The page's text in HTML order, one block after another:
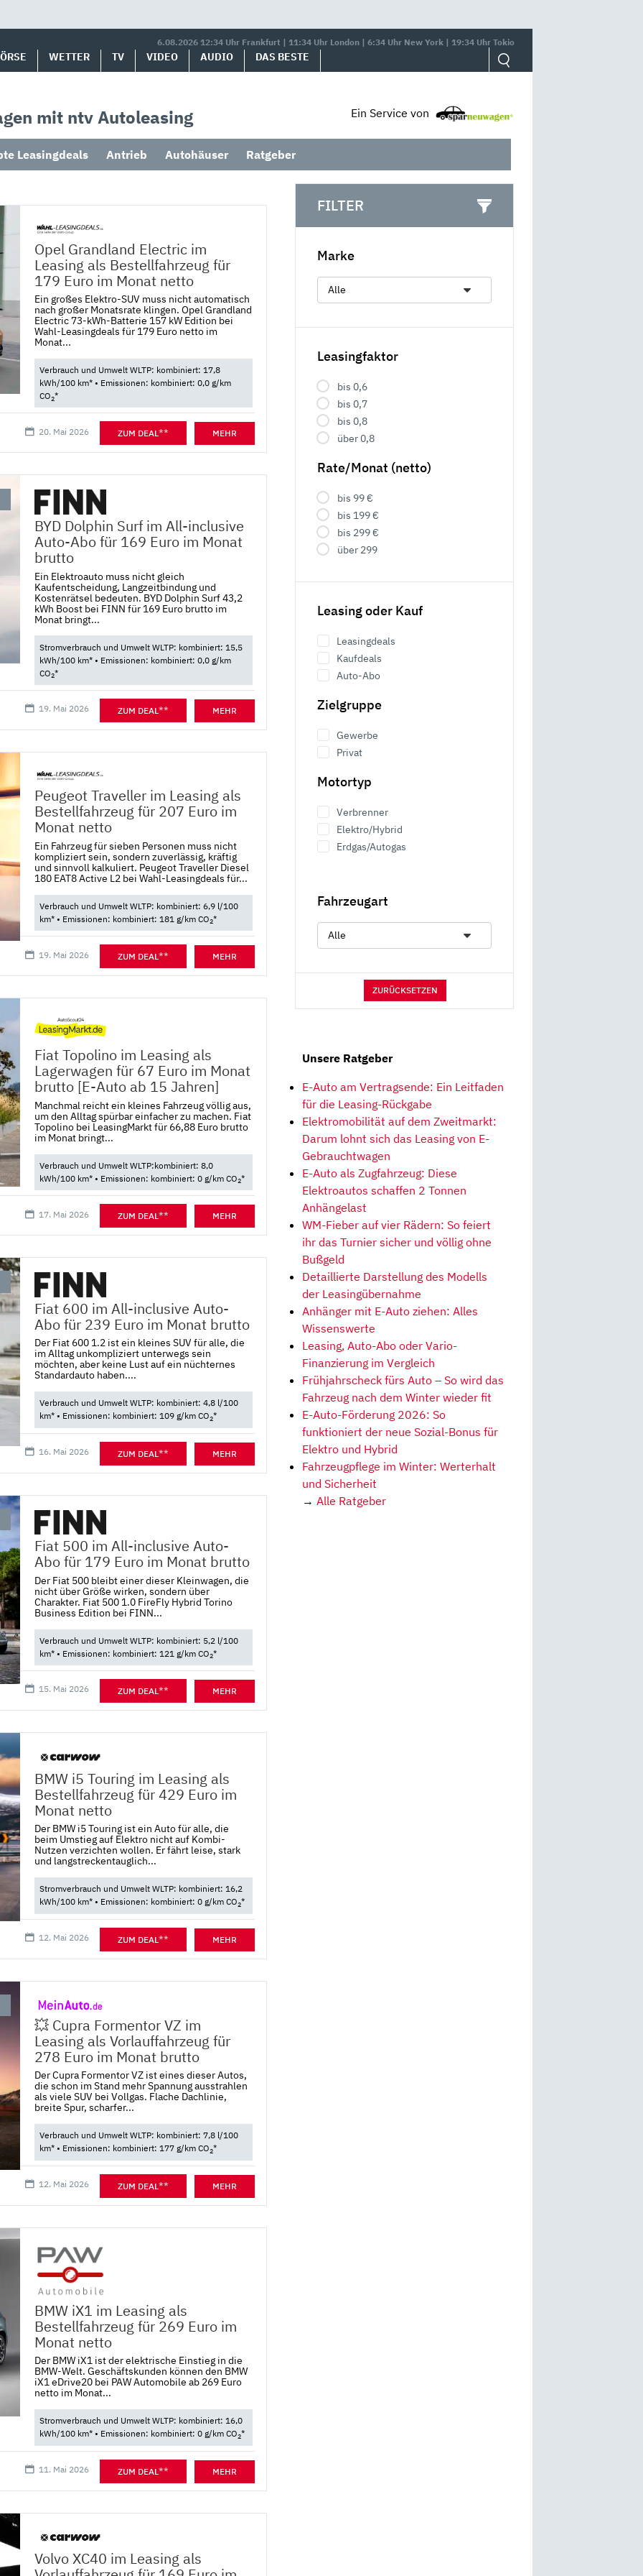
6.08.2026 12:34 Uhr Frankfurt | 11:34 Uhr London | 6:34 Uhr New York | 19:34 Uhr Tokio
WETTER TV VIDEO AUDIO DAS BESTE
mit ntv Autoleasing Ein Service von
Leasingdeals Antrieb Autohäuser Ratgeber
Opel Grandland Electric im
Leasing als Bestellfahrzeug für
179 Euro im Monat netto
Ein großes Elektro-SUV muss nicht automatisch
nach großer Monatsrate klingen. Opel Grandland
Electric 73-kWh-Batterie 157 kW Edition bei
Wahl-Leasingdeals für 179 Euro netto im
Monat...
Verbrauch und Umwelt WLTP: kombiniert: 17,8
kWh/100 km* • Emissionen: kombiniert: 0,0 g/km
CO2*
20. Mai 2026 ZUM DEAL** MEHR
BYD Dolphin Surf im All-inclusive
Auto-Abo für 169 Euro im Monat
brutto
Ein Elektroauto muss nicht gleich
Kaufentscheidung, Langzeitbindung und
Kostenrätsel bedeuten. BYD Dolphin Surf 43,2
kWh Boost bei FINN für 169 Euro brutto im
Monat bringt...
Stromverbrauch und Umwelt WLTP: kombiniert: 15,5
kWh/100 km* • Emissionen: kombiniert: 0,0 g/km
CO2*
19. Mai 2026 ZUM DEAL** MEHR
Peugeot Traveller im Leasing als
Bestellfahrzeug für 207 Euro im
Monat netto
Ein Fahrzeug für sieben Personen muss nicht
kompliziert sein, sondern zuverlässig, kräftig
und sinnvoll kalkuliert. Peugeot Traveller Diesel
180 EAT8 Active L2 bei Wahl-Leasingdeals für...
Verbrauch und Umwelt WLTP: kombiniert: 6,9 l/100
km* • Emissionen: kombiniert: 181 g/km CO2*
19. Mai 2026 ZUM DEAL** MEHR
Fiat Topolino im Leasing als
Lagerwagen für 67 Euro im Monat
brutto [E-Auto ab 15 Jahren]
Manchmal reicht ein kleines Fahrzeug völlig aus,
um den Alltag spürbar einfacher zu machen. Fiat
Topolino bei LeasingMarkt für 66,88 Euro brutto
im Monat bringt...
Verbrauch und Umwelt WLTP:kombiniert: 8,0
kWh/100 km* • Emissionen: kombiniert: 0 g/km CO2*
17. Mai 2026 ZUM DEAL** MEHR
Fiat 600 im All-inclusive Auto-
Abo für 239 Euro im Monat brutto
Der Fiat 600 1.2 ist ein kleines SUV für alle, die
im Alltag unkompliziert unterwegs sein
möchten, aber keine Lust auf ein nüchternes
Standardauto haben....
Verbrauch und Umwelt WLTP: kombiniert: 4,8 l/100
km* • Emissionen: kombiniert: 109 g/km CO2*
16. Mai 2026 ZUM DEAL** MEHR
Fiat 500 im All-inclusive Auto-
Abo für 179 Euro im Monat brutto
Der Fiat 500 bleibt einer dieser Kleinwagen, die
nicht über Größe wirken, sondern über
Charakter. Fiat 500 1.0 FireFly Hybrid Torino
Business Edition bei FINN...
Verbrauch und Umwelt WLTP: kombiniert: 5,2 l/100
km* • Emissionen: kombiniert: 121 g/km CO2*
15. Mai 2026 ZUM DEAL** MEHR
BMW i5 Touring im Leasing als
Bestellfahrzeug für 429 Euro im
Monat netto
Der BMW i5 Touring ist ein Auto für alle, die
beim Umstieg auf Elektro nicht auf Kombi-
Nutzen verzichten wollen. Er fährt leise, stark
und langstreckentauglich...
Stromverbrauch und Umwelt WLTP: kombiniert: 16,2
kWh/100 km* • Emissionen: kombiniert: 0 g/km CO2*
12. Mai 2026 ZUM DEAL** MEHR
💥 Cupra Formentor VZ im
Leasing als Vorlauffahrzeug für
278 Euro im Monat brutto
Der Cupra Formentor VZ ist eines dieser Autos,
die schon im Stand mehr Spannung ausstrahlen
als viele SUV bei Vollgas. Flache Dachlinie,
breite Spur, scharfer...
Verbrauch und Umwelt WLTP: kombiniert: 7,8 l/100
km* • Emissionen: kombiniert: 177 g/km CO2*
12. Mai 2026 ZUM DEAL** MEHR
BMW iX1 im Leasing als
Bestellfahrzeug für 269 Euro im
Monat netto
Der BMW iX1 ist der elektrische Einstieg in die
BMW-Welt. Geschäftskunden können den BMW
iX1 eDrive20 bei PAW Automobile ab 269 Euro
netto im Monat...
Stromverbrauch und Umwelt WLTP: kombiniert: 16,0
kWh/100 km* • Emissionen: kombiniert: 0 g/km CO2*
11. Mai 2026 ZUM DEAL** MEHR
Volvo XC40 im Leasing als
FILTER
Marke
Leasingfaktor
bis 0,6
bis 0,7
bis 0,8
über 0,8
Rate/Monat (netto)
bis 99 €
bis 199 €
bis 299 €
über 299
Leasing oder Kauf
Leasingdeals
Kaufdeals
Auto-Abo
Zielgruppe
Gewerbe
Privat
Motortyp
Verbrenner
Elektro/Hybrid
Erdgas/Autogas
Fahrzeugart
ZURÜCKSETZEN
Unsere Ratgeber
E-Auto am Vertragsende: Ein Leitfaden
für die Leasing-Rückgabe
Elektromobilität auf dem Zweitmarkt:
Darum lohnt sich das Leasing von E-
Gebrauchtwagen
E-Auto als Zugfahrzeug: Diese
Elektroautos schaffen 2 Tonnen
Anhängelast
WM-Fieber auf vier Rädern: So feiert
ihr das Turnier sicher und völlig ohne
Bußgeld
Detaillierte Darstellung des Modells
der Leasingübernahme
Anhänger mit E-Auto ziehen: Alles
Wissenswerte
Leasing, Auto-Abo oder Vario-
Finanzierung im Vergleich
Frühjahrscheck fürs Auto – So wird das
Fahrzeug nach dem Winter wieder fit
E-Auto-Förderung 2026: So
funktioniert der neue Sozial-Bonus für
Elektro und Hybrid
Fahrzeugpflege im Winter: Werterhalt
und Sicherheit
→ Alle Ratgeber